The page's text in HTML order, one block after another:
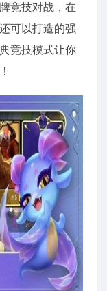
竞技对战，在
可以打造的强
竞技模式让你